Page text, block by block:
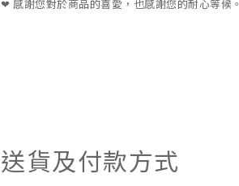
❤︎ 感謝您對於商品的喜愛，也感謝您的耐心等候。
送貨及付款方式